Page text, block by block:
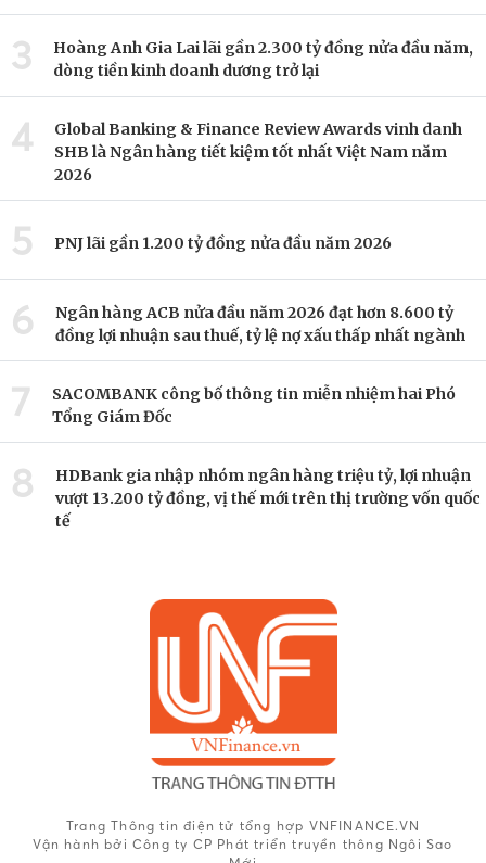
3
Hoàng Anh Gia Lai lãi gần 2.300 tỷ đồng nửa đầu năm,
dòng tiền kinh doanh dương trở lại
4
Global Banking & Finance Review Awards vinh danh
SHB là Ngân hàng tiết kiệm tốt nhất Việt Nam năm
2026
5 PNJ lãi gần 1.200 tỷ đồng nửa đầu năm 2026
6
Ngân hàng ACB nửa đầu năm 2026 đạt hơn 8.600 tỷ
đồng lợi nhuận sau thuế, tỷ lệ nợ xấu thấp nhất ngành
7
SACOMBANK công bố thông tin miễn nhiệm hai Phó
Tổng Giám Đốc
8
HDBank gia nhập nhóm ngân hàng triệu tỷ, lợi nhuận
vượt 13.200 tỷ đồng, vị thế mới trên thị trường vốn quốc
tế
Trang Thông tin điện tử tổng hợp VNFINANCE.VN
Vận hành bởi Công ty CP Phát triển truyền thông Ngôi Sao